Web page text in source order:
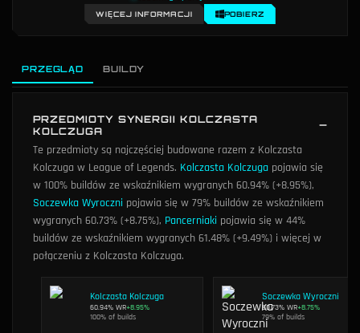
WIĘCEJ INFORMACJI POBIERZ
PRZEGLĄD BUILDY
PRZEDMIOTY SYNERGII KOLCZASTA
KOLCZUGA
Te przedmioty są najczęściej budowane razem z Kolczasta
Kolczuga w League of Legends. Kolczasta Kolczuga pojawia się
w 100% buildów ze wskaźnikiem wygranych 60.94% (+8.95%),
Soczewka Wyroczni pojawia się w 79% buildów ze wskaźnikiem
wygranych 60.73% (+8.75%), Pancerniaki pojawia się w 44%
buildów ze wskaźnikiem wygranych 61.48% (+9.49%) i więcej w
połączeniu z Kolczasta Kolczuga.
Kolczasta Kolczuga
60.94% WR+8.95%
100% of builds
Soczewka Wyroczni
60.73% WR+8.75%
79% of builds